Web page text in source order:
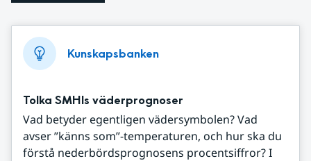
Kunskapsbanken
Tolka SMHIs väderprognoser
Vad betyder egentligen vädersymbolen? Vad
avser ”känns som”-temperaturen, och hur ska du
förstå nederbördsprognosens procentsiffror? I